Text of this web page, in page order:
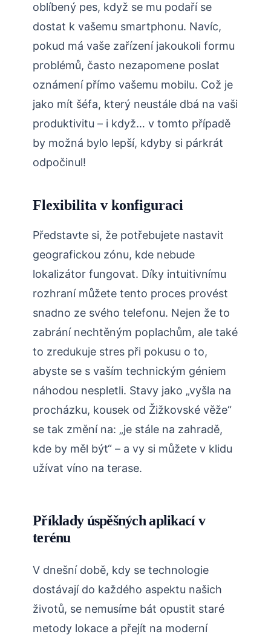
oblíbený pes, když se mu podaří se
dostat k vašemu smartphonu. Navíc,
pokud má vaše zařízení jakoukoli formu
problémů, často nezapomene poslat
oznámení přímo vašemu mobilu. Což je
jako mít šéfa, který neustále dbá na vaši
produktivitu – i když… v tomto případě
by možná bylo lepší, kdyby si párkrát
odpočinul!
Flexibilita v konfiguraci
Představte si, že potřebujete nastavit
geografickou zónu, kde nebude
lokalizátor fungovat. Díky intuitivnímu
rozhraní můžete tento proces provést
snadno ze svého telefonu. Nejen že to
zabrání nechtěným poplachům, ale také
to zredukuje stres při pokusu o to,
abyste se s vaším technickým géniem
náhodou nespletli. Stavy jako „vyšla na
procházku, kousek od Žižkovské věže“
se tak změní na: „je stále na zahradě,
kde by měl být“ – a vy si můžete v klidu
užívat víno na terase.
Příklady úspěšných aplikací v
terénu
V dnešní době, kdy se technologie
dostávají do každého aspektu našich
životů, se nemusíme bát opustit staré
metody lokace a přejít na moderní